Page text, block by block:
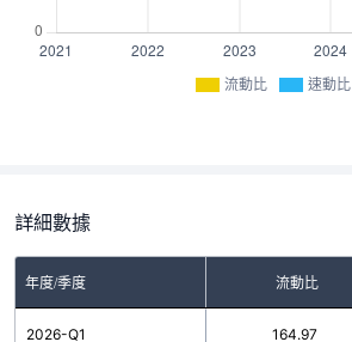
流動比 速動比
詳細數據
年度/季度 流動比
2026-Q1 164.97